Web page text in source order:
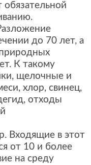
до 70 лет, а
К такому
щелочные и
хлор, свинец,
отходы
Входящие в этот
от 10 и более
на среду